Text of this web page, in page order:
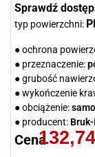
Sprawdź
typ powierzchni:
● ochrona
● przeznaczenie:
● grubość
● wykończenie
● obciążenie:
● producent:
Cena132,74